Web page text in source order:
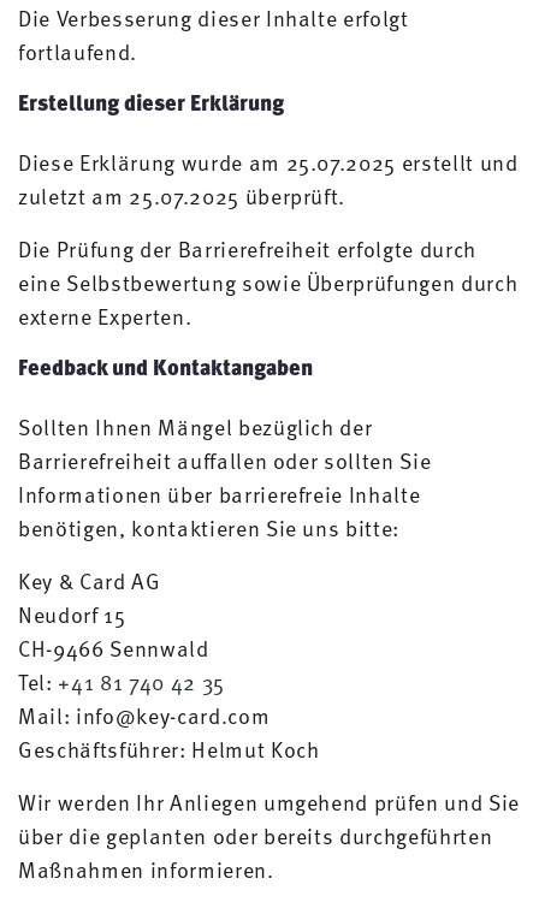
Die Verbesserung dieser Inhalte erfolgt
fortlaufend.
Erstellung dieser Erklärung
Diese Erklärung wurde am 25.07.2025 erstellt und
zuletzt am 25.07.2025 überprüft.
Die Prüfung der Barrierefreiheit erfolgte durch
eine Selbstbewertung sowie Überprüfungen durch
externe Experten.
Feedback und Kontaktangaben
Sollten Ihnen Mängel bezüglich der
Barrierefreiheit auffallen oder sollten Sie
Informationen über barrierefreie Inhalte
benötigen, kontaktieren Sie uns bitte:
Key & Card AG
Neudorf 15
CH-9466 Sennwald
Tel: +41 81 740 42 35
Mail: info@key-card.com
Geschäftsführer: Helmut Koch
Wir werden Ihr Anliegen umgehend prüfen und Sie
über die geplanten oder bereits durchgeführten
Maßnahmen informieren.